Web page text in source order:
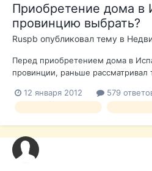
Приобретение дома в
провинцию выбрать?
Ruspb опубликовал тему в
Перед приобретением дома в
провинции, раньше рассматривал
нелестные отзывы о погоде в
пасмурно. С другой стороны,
12 января 2012 579